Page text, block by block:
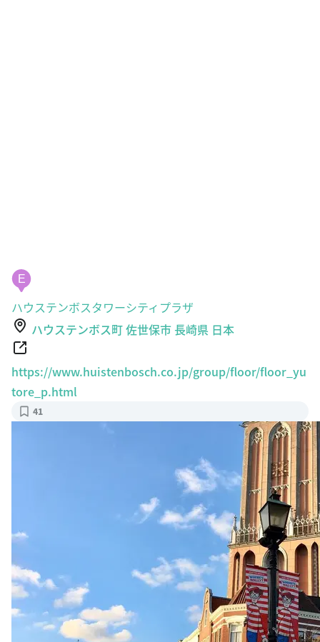
E
ハウステンボスタワーシティプラザ
ハウステンボス町 佐世保市 長崎県 日本
https://www.huistenbosch.co.jp/group/floor/floor_yu
tore_p.html
41